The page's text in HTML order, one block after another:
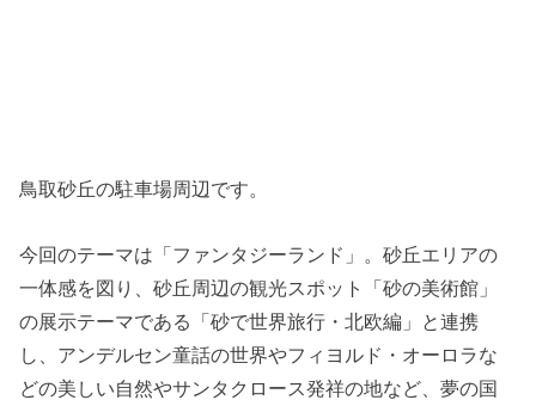
鳥取砂丘の駐車場周辺です。
今回のテーマは「ファンタジーランド」。砂丘エリアの
一体感を図り、砂丘周辺の観光スポット「砂の美術館」
の展示テーマである「砂で世界旅行・北欧編」と連携
し、アンデルセン童話の世界やフィヨルド・オーロラな
どの美しい自然やサンタクロース発祥の地など、夢の国